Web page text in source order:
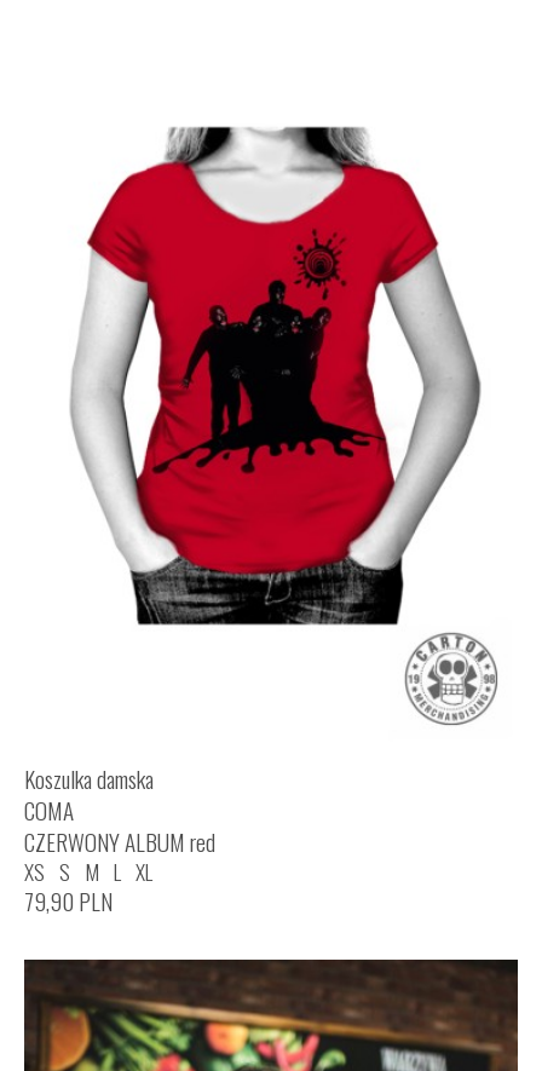
Koszulka damska
COMA
CZERWONY ALBUM red
XS S M L XL
79,90 PLN